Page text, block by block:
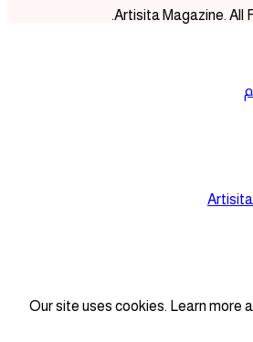
Our site uses cookies. Learn more